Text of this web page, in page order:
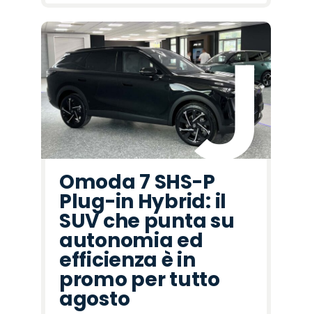
Omoda 7 SHS-P
Plug-in Hybrid: il
SUV che punta su
autonomia ed
efficienza è in
promo per tutto
agosto